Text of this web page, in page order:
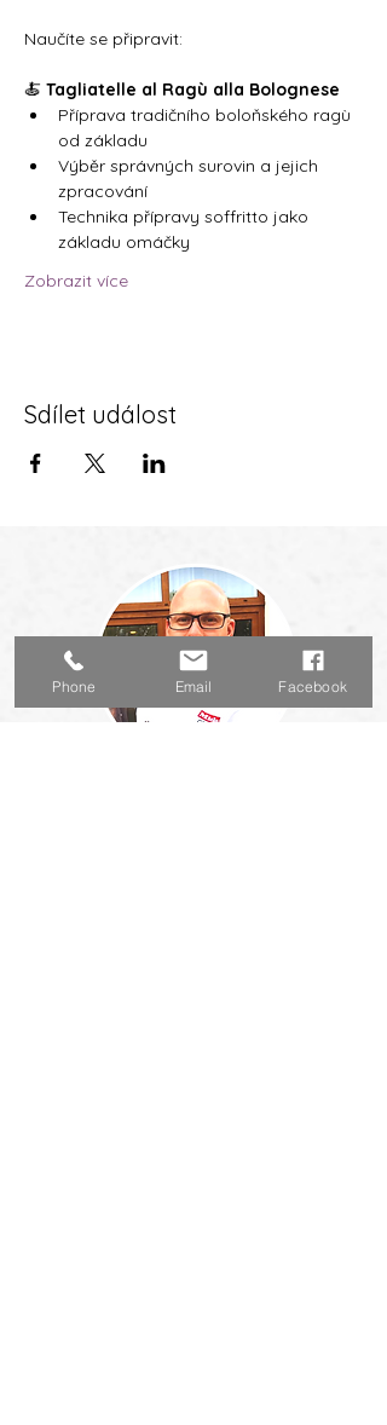
Naučíte se připravit:
🍝 Tagliatelle al Ragù alla Bolognese
Příprava tradičního boloňského ragù
od základu
Výběr správných surovin a jejich
zpracování
Technika přípravy soffritto jako
základu omáčky
Zobrazit více
Sdílet událost
Phone Email Facebook